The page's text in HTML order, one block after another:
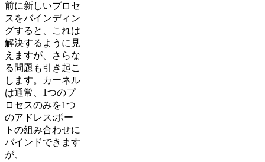
前に新しいプロセ
スをバインディン
グすると、これは
解決するように見
えますが、さらな
る問題も引き起こ
します。カーネル
は通常、1つのプ
ロセスのみを1つ
のアドレス:ポー
トの組み合わせに
バインドできます
が、